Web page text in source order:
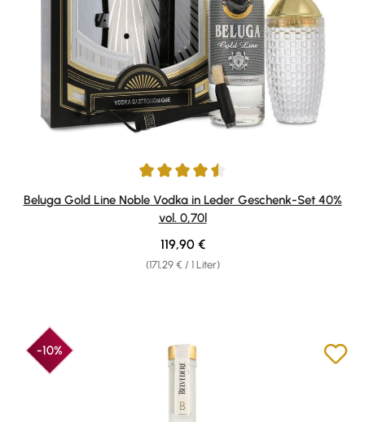
Durchschnittliche Bewertung von 4.5 von 5 Sternen
Beluga Gold Line Noble Vodka in Leder Geschenk-Set 40%
vol. 0,70l
(171,29 € / 1 Liter)
Regulärer Preis:
119,90 €
-10%